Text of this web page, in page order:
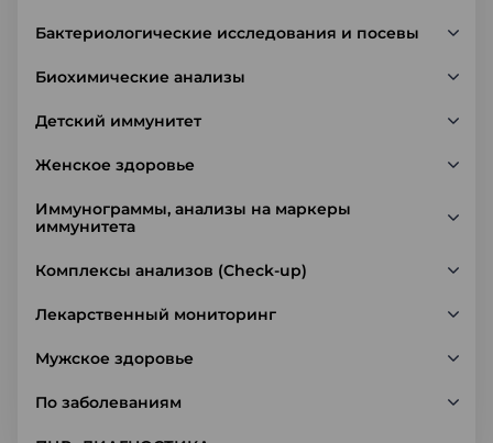
Бактериологические исследования и посевы
Биохимические анализы
Детский иммунитет
Женское здоровье
Иммунограммы, анализы на маркеры
иммунитета
Комплексы анализов (Check-up)
Лекарственный мониторинг
Мужское здоровье
По заболеваниям